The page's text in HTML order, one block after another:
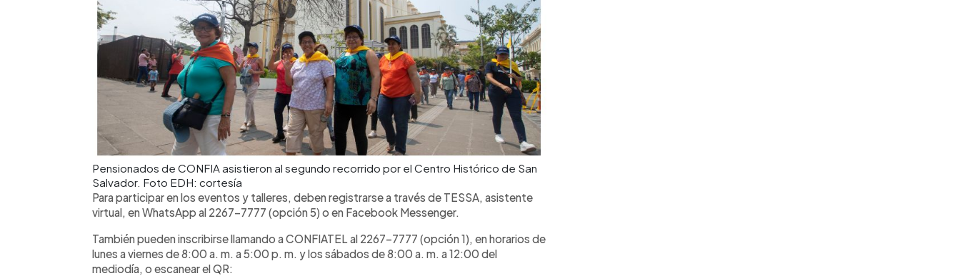
Pensionados de CONFIA asistieron al segundo recorrido por el Centro Histórico de San
Salvador. Foto EDH: cortesía
Para participar en los eventos y talleres, deben registrarse a través de TESSA, asistente
virtual, en WhatsApp al 2267-7777 (opción 5) o en Facebook Messenger.
También pueden inscribirse llamando a CONFIATEL al 2267-7777 (opción 1), en horarios de
lunes a viernes de 8:00 a. m. a 5:00 p. m. y los sábados de 8:00 a. m. a 12:00 del
mediodía, o escanear el QR: